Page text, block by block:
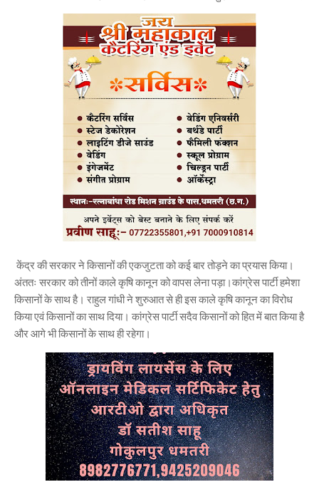
केंद्र की सरकार ने किसानों की एकजुटता को कई बार तोड़ने का प्रयास किया।
अंततः सरकार को तीनों काले कृषि कानून को वापस लेना पड़ा।कांग्रेस पार्टी हमेशा
किसानों के साथ है। राहुल गांधी ने शुरुआत से ही इस काले कृषि कानून का विरोध
किया एवं किसानों का साथ दिया। कांग्रेस पार्टी सदैव किसानों को हित में बात किया है
और आगे भी किसानों के साथ ही रहेगा।